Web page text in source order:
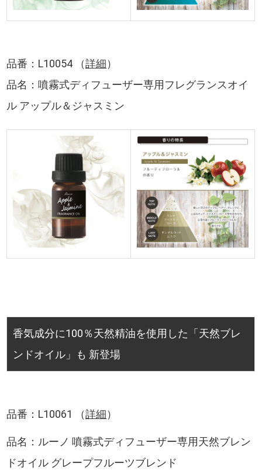
品番：L10054 （詳細）
品名：噴霧式ディフューザー専用フレグランスオイ
ル アップル＆ジャスミン
香気成分に100％天然精油を使用した「天然ブレ
ンドオイル」も 新登場
品番：L10061 （詳細）
品名：ルーノ 噴霧式ディフューザー専用天然ブレン
ドオイル グレープフルーツブレンド